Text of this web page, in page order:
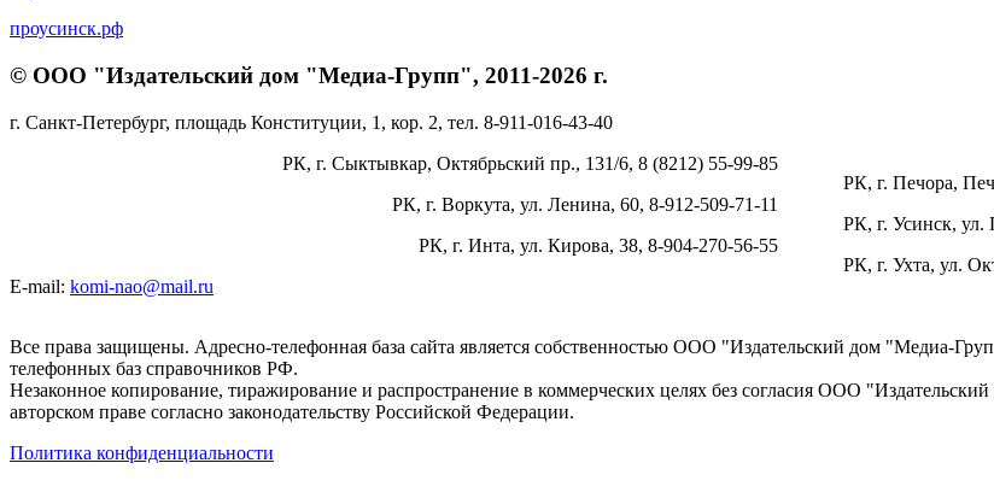
проусинск.рф
© ООО "Издательский дом "Медиа-Групп", 2011-2026 г.
г. Санкт-Петербург, площадь Конституции, 1, кор. 2, тел. 8-911-016-43-40
РК, г. Печора,
РК, г. Усинск, ул.
РК, г. Ухта, ул.
РК, г. Сыктывкар, Октябрьский пр., 131/6, 8 (8212) 55-99-85
РК, г. Воркута, ул. Ленина, 60, 8-912-509-71-11
РК, г. Инта, ул. Кирова, 38, 8-904-270-56-55
E-mail: komi-nao@mail.ru
Все права защищены. Адресно-телефонная база сайта является собственностью ООО "Издательский дом "Медиа-
телефонных баз справочников РФ.
Незаконное копирование, тиражирование и распространение в коммерческих целях без согласия ООО
авторском праве согласно законодательству Российской Федерации.
Политика конфиденциальности